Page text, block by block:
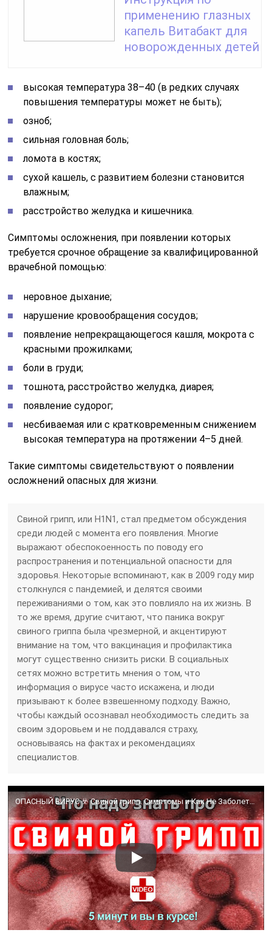
применению глазных
капель Витабакт для
новорожденных детей
высокая температура 38–40 (в редких случаях
повышения температуры может не быть);
озноб;
сильная головная боль;
ломота в костях;
сухой кашель, с развитием болезни становится
влажным;
расстройство желудка и кишечника.
Симптомы осложнения, при появлении которых
требуется срочное обращение за квалифицированной
врачебной помощью:
неровное дыхание;
нарушение кровообращения сосудов;
появление непрекращающегося кашля, мокрота с
красными прожилками;
боли в груди;
тошнота, расстройство желудка, диарея;
появление судорог;
несбиваемая или с кратковременным снижением
высокая температура на протяжении 4–5 дней.
Такие симптомы свидетельствуют о появлении
осложнений опасных для жизни.
Свиной грипп, или H1N1, стал предметом обсуждения
среди людей с момента его появления. Многие
выражают обеспокоенность по поводу его
распространения и потенциальной опасности для
здоровья. Некоторые вспоминают, как в 2009 году мир
столкнулся с пандемией, и делятся своими
переживаниями о том, как это повлияло на их жизнь. В
то же время, другие считают, что паника вокруг
свиного гриппа была чрезмерной, и акцентируют
внимание на том, что вакцинация и профилактика
могут существенно снизить риски. В социальных
сетях можно встретить мнения о том, что
информация о вирусе часто искажена, и люди
призывают к более взвешенному подходу. Важно,
чтобы каждый осознавал необходимость следить за
своим здоровьем и не поддавался страху,
основываясь на фактах и рекомендациях
специалистов.
ОПАСНЫЙ ВИРУС ☣️ Свиной грипп. Симптомы и Как Не Заболеть Свиным гриппом